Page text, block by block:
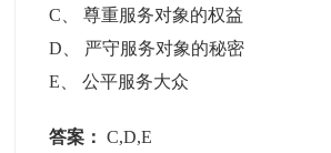
C 、尊重服务对象的权益
D
严守服务对象的秘密
E 、公平服务大众
答案： C,D,E